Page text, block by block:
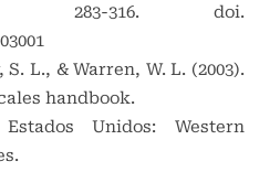
283-316. doi.
L., & Warren, W. L. (2003).
handbook.
Unidos: Western